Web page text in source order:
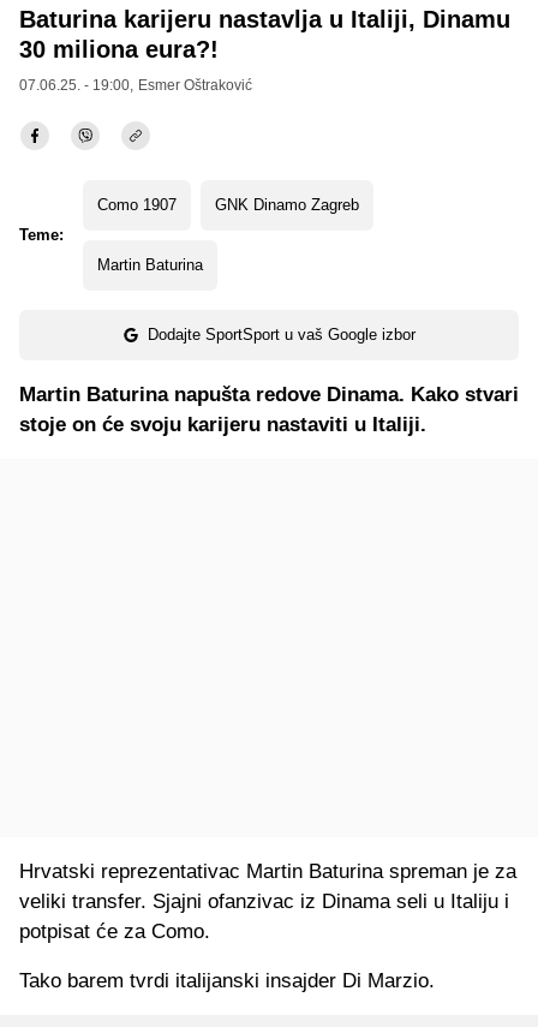
Baturina karijeru nastavlja u Italiji, Dinamu
30 miliona eura?!
07.06.25. - 19:00, Esmer Oštraković
Teme:
Como 1907 GNK Dinamo Zagreb
Martin Baturina
Dodajte SportSport u vaš Google izbor
Martin Baturina napušta redove Dinama. Kako stvari
stoje on će svoju karijeru nastaviti u Italiji.
Hrvatski reprezentativac Martin Baturina spreman je za
veliki transfer. Sjajni ofanzivac iz Dinama seli u Italiju i
potpisat će za Como.
Tako barem tvrdi italijanski insajder Di Marzio.